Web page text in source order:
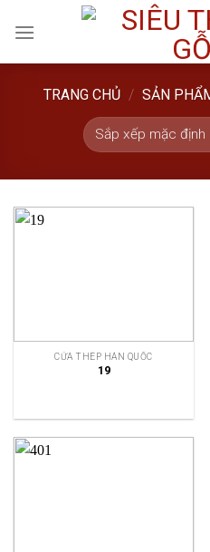
TRANG CHỦ / SẢN
CỬA THÉP HÀN QUỐC
19